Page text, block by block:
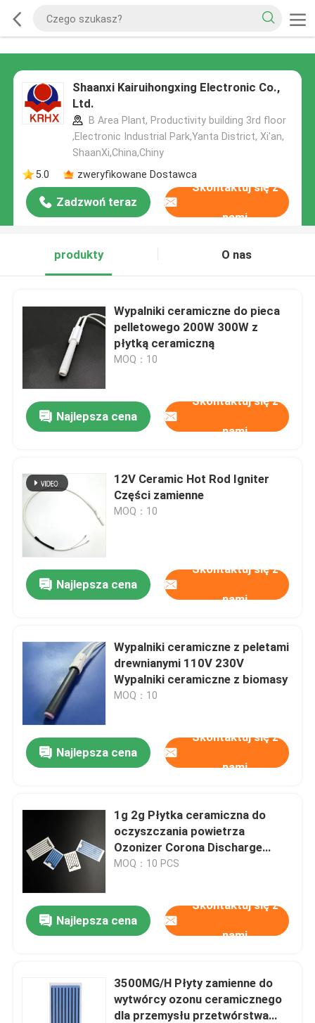
Shaanxi Kairuihongxing Electronic Co.,
Ltd.
B Area Plant, Productivity building 3rd floor
,Electronic Industrial Park,Yanta District, Xi'an,
ShaanXi,China,Chiny
5.0
zweryfikowane Dostawca
Zadzwoń teraz
Skontaktuj się z
nami
produkty O nas
Wypalniki ceramiczne do pieca
pelletowego 200W 300W z
płytką ceramiczną
MOQ：10
Najlepsza cena
Skontaktuj się z
nami
12V Ceramic Hot Rod Igniter
Części zamienne
MOQ：10
Najlepsza cena
Skontaktuj się z
nami
Wypalniki ceramiczne z peletami
drewnianymi 110V 230V
Wypalniki ceramiczne z biomasy
MOQ：10
Najlepsza cena
Skontaktuj się z
nami
1g 2g Płytka ceramiczna do
oczyszczania powietrza
Ozonizer Corona Discharge
Długa żywotność Płytka
MOQ：10 PCS
Najlepsza cena
Skontaktuj się z
nami
3500MG/H Płyty zamienne do
wytwórcy ozonu ceramicznego
dla przemysłu przetwórstwa